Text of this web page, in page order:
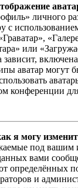
личного
с
или
зависит,
аватар могут
конференции
я могу
под вашим
вами
определённых
и